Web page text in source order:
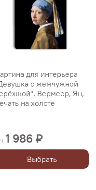
для интерьера
с жемчужной
Вермеер, Ян,
на холсте
1 986 ₽
Выбрать